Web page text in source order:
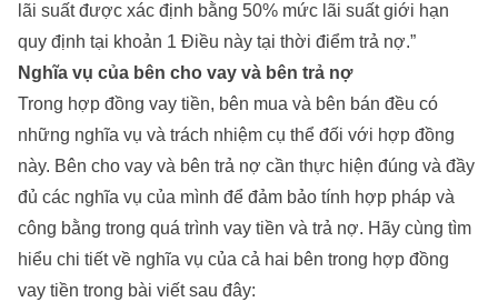
lãi suất được xác định bằng 50% mức lãi suất giới hạn
quy định tại khoản 1 Điều này tại thời điểm trả nợ.”
Nghĩa vụ của bên cho vay và bên trả nợ
Trong hợp đồng vay tiền, bên mua và bên bán đều có
những nghĩa vụ và trách nhiệm cụ thể đối với hợp đồng
này. Bên cho vay và bên trả nợ cần thực hiện đúng và đầy
đủ các nghĩa vụ của mình để đảm bảo tính hợp pháp và
công bằng trong quá trình vay tiền và trả nợ. Hãy cùng tìm
hiểu chi tiết về nghĩa vụ của cả hai bên trong hợp đồng
vay tiền trong bài viết sau đây: